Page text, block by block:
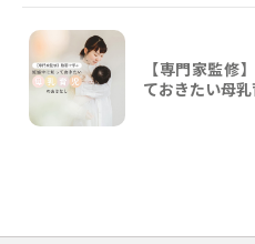
【専門家監修
ておきたい母